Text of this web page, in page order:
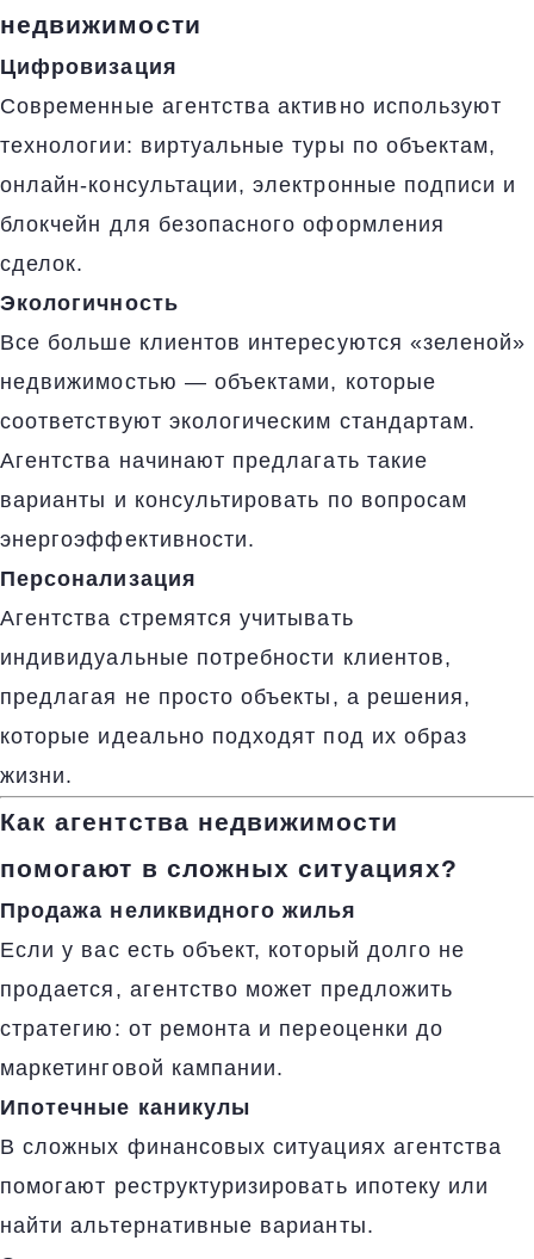
недвижимости
Цифровизация
Современные агентства активно используют
технологии: виртуальные туры по объектам,
онлайн-консультации, электронные подписи и
блокчейн для безопасного оформления
сделок.
Экологичность
Все больше клиентов интересуются «зеленой»
недвижимостью — объектами, которые
соответствуют экологическим стандартам.
Агентства начинают предлагать такие
варианты и консультировать по вопросам
энергоэффективности.
Персонализация
Агентства стремятся учитывать
индивидуальные потребности клиентов,
предлагая не просто объекты, а решения,
которые идеально подходят под их образ
жизни.
Как агентства недвижимости
помогают в сложных ситуациях?
Продажа неликвидного жилья
Если у вас есть объект, который долго не
продается, агентство может предложить
стратегию: от ремонта и переоценки до
маркетинговой кампании.
Ипотечные каникулы
В сложных финансовых ситуациях агентства
помогают реструктуризировать ипотеку или
найти альтернативные варианты.